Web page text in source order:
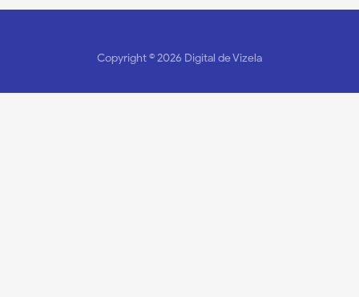
Copyright ©2026 Digital de Vizela